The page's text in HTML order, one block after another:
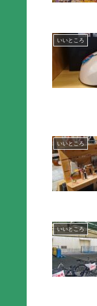
いいところ
いいところ
いいところ